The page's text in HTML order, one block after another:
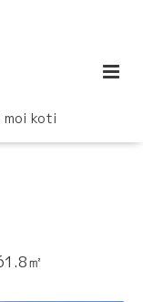
moi koti
㎡